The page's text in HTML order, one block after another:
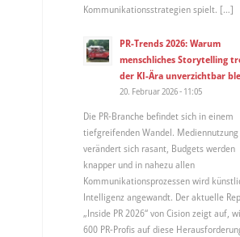
Kommunikationsstrategien spielt. […]
PR-Trends 2026: Warum
menschliches Storytelling
der KI-Ära unverzichtbar
20. Februar 2026 - 11:05
Die PR-Branche befindet sich in einem
tiefgreifenden Wandel. Mediennutzung
verändert sich rasant, Budgets werden
knapper und in nahezu allen
Kommunikationsprozessen wird
Intelligenz angewandt. Der aktuelle
„Inside PR 2026“ von Cision zeigt auf,
600 PR-Profis auf diese